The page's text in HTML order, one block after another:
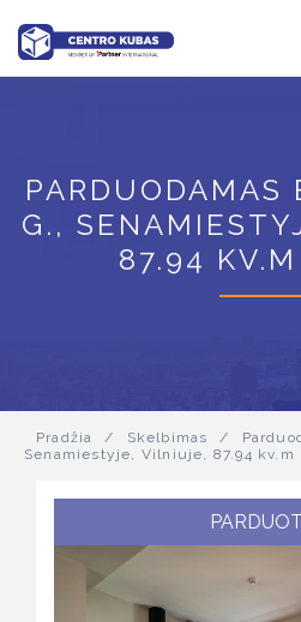
PARDUODAMAS
G.,
87.94
Pradžia / Skelbimas /
Senamiestyje, Vilniuje, 87.94 kv.m